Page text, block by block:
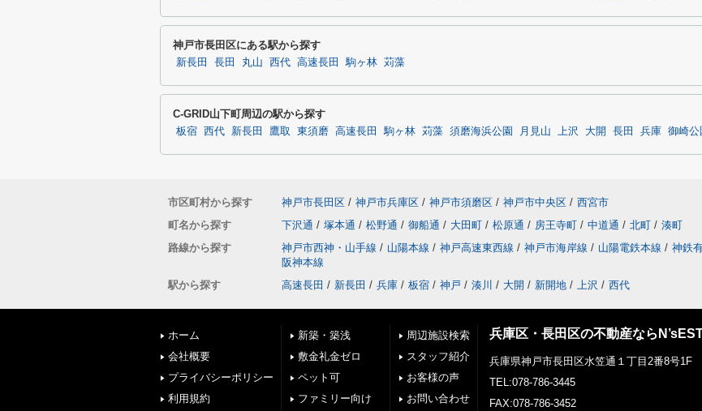
神戸市長田区にある駅から探す
新長田 長田 丸山 西代 高速長田 駒ヶ林 苅藻
C-GRID山下町周辺の駅から探す
板宿 西代 新長田 鷹取 東須磨 高速長田 駒ヶ林 苅藻 須磨海浜公園 月見山 上沢 大開 長田 兵庫 御崎公
市区町村から探す 神戸市長田区 / 神戸市兵庫区 / 神戸市須磨区 / 神戸市中央区 / 西宮市
町名から探す
下沢通 / 塚本通 / 松野通 / 御船通 / 大田町 / 松原通 / 房王寺町 / 中道通 / 北町 / 湊町
路線から探す
神戸市西神・山手線 / 山陽本線 / 神戸高速東西線 / 神戸市海岸線 / 山陽電鉄本線 / 神鉄
阪神本線
駅から探す
高速長田 / 新長田 / 兵庫 / 板宿 / 神戸 / 湊川 / 大開 / 新開地 / 上沢 / 西代
ホーム
会社概要
プライバシーポリシー
利用規約
新築・築浅
敷金礼金ゼロ
ペット可
ファミリー向け
周辺施設検索
スタッフ紹介
お客様の声
お問い合わせ
兵庫区・長田区の不動産なら
兵庫県神戸市長田区水笠通１丁目2番8号1F
TEL:078-786-3445
FAX:078-786-3452